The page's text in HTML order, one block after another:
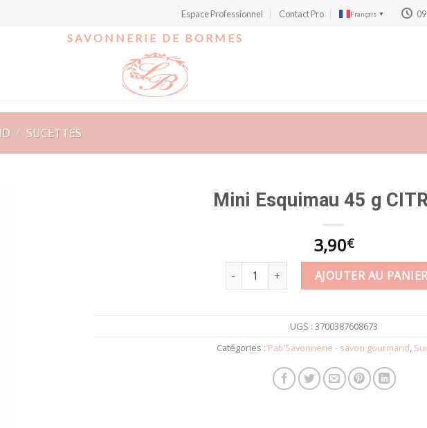
Espace Professionnel Contact Pro Français ▼
SAVONNERIE DE BORMES
/ SUCETTES
Mini Esquimau 45 g
3,90€
quantité de Mini Esquimau 45 g CITRON
AJOUTER AU
UGS : 3700387608673
Catégories : Pati'Savonnerie - savon gourmand,